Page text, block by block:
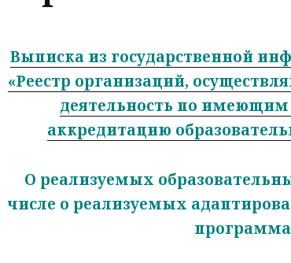
Выписка из государственной
«Реестр организаций,
деятельность по имеющим
аккредитацию
О реализуемых
числе о реализуемых